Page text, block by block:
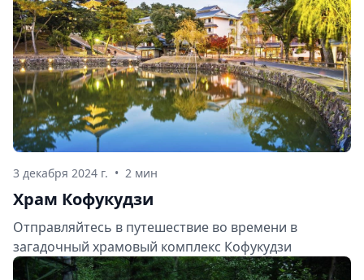
3 декабря 2024 г. • 2 мин
Храм Кофукудзи
Отправляйтесь в путешествие во времени в
загадочный храмовый комплекс Кофукудзи